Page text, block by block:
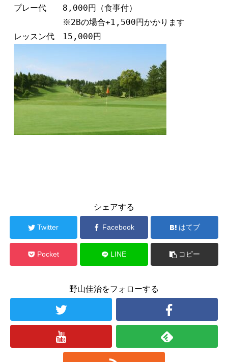
プレー代　　8,000円（食事付）
※2Bの場合+1,500円かかります
シェアする
Twitter Facebook はてブ
Pocket LINE コピー
野山佳治をフォローする